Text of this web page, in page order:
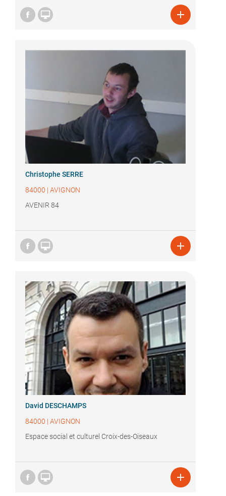
 
Christophe SERRE
84000 | AVIGNON
AVENIR 84
 
David DESCHAMPS
84000 | AVIGNON
Espace social et culturel Croix-des-Oiseaux
 